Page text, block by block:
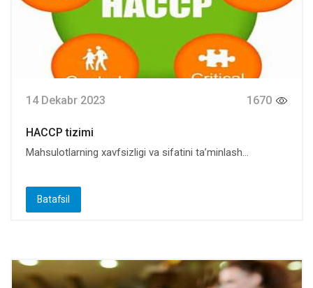
14 Dekabr 2023 1670
НАССР tizimi
Mahsulotlarning xavfsizligi va sifatini ta’minlash...
Batafsil